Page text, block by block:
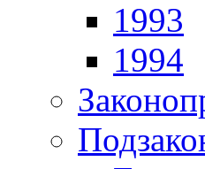
1993
1994